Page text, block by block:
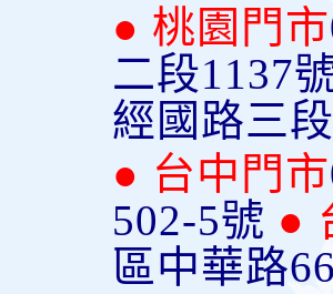
● 桃園門市
二段1137
經國路三
● 台中門市
502-5號 ●
區中華路